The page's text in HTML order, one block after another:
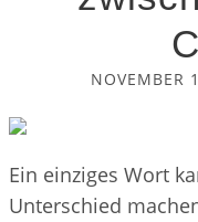
NOVEMBER
Ein einziges Wort
Unterschied